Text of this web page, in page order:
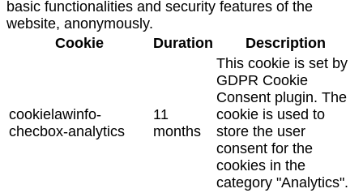
basic functionalities and security features of the
website, anonymously.
Cookie
Duration Description
cookielawinfo-
checbox-analytics
11
months
This cookie is set by
GDPR Cookie
Consent plugin. The
cookie is used to
store the user
consent for the
cookies in the
category "Analytics".